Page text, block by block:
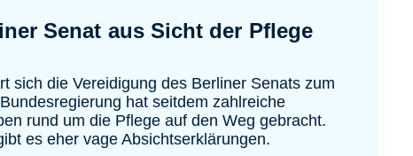
Senat aus Sicht der Pflege
sich die Vereidigung des Berliner Senats zum
hat seitdem zahlreiche
rund um die Pflege auf den Weg gebracht.
es eher vage Absichtserklärungen.